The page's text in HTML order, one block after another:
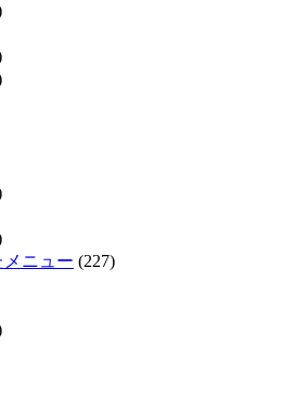
ニュー (227)